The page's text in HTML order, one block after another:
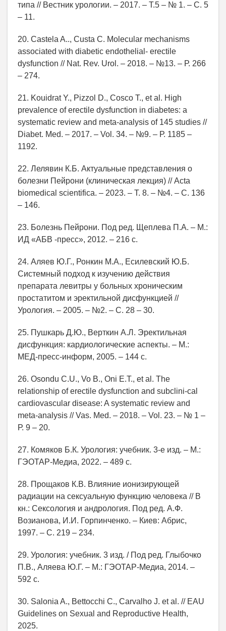
типа // Вестник урологии. – 2017. – Т.5 – № 1. – С. 5
– 11.
20. Castela A.., Custa C. Molecular mechanisms
associated with diabetic endothelial- erectile
dysfunction // Nat. Rev. Urol. – 2018. – №13. – Р. 266
– 274.
21. Kouidrat Y., Pizzol D., Cosco T., et al. High
prevalence of erectile dysfunction in diabetes: a
systematic review and meta-analysis of 145 studies //
Diabet. Med. – 2017. – Vol. 34. – №9. – Р. 1185 –
1192.
22. Лелявин К.Б. Актуальные представления о
болезни Пейрони (клиническая лекция) // Acta
biomedical scientifica. – 2023. – Т. 8. – №4. – С. 136
– 146.
23. Болезнь Пейрони. Под ред. Щеплева П.А. – М.:
ИД «АБВ -пресс», 2012. – 216 с.
24. Аляев Ю.Г., Ронкин М.А., Есилевский Ю.Б.
Системный подход к изучению действия
препарата левитры у больных хроническим
простатитом и эректильной дисфункцией //
Урология. – 2005. – №2. – С. 28 – 30.
25. Пушкарь Д.Ю., Верткин А.Л. Эректильная
дисфункция: кардиологические аспекты. – М.:
МЕД-пресс-информ, 2005. – 144 с.
26. Osondu C.U., Vo B., Oni E.T., et al. The
relationship of erectile dysfunction and subclini-cal
cardiovascular disease: A systematic review and
meta-analysis // Vas. Med. – 2018. – Vol. 23. – № 1 –
Р. 9 – 20.
27. Комяков Б.К. Урология: учебник. 3-е изд. – М.:
ГЭОТАР-Медиа, 2022. – 489 с.
28. Прощаков К.В. Влияние ионизирующей
радиации на сексуальную функцию человека // В
кн.: Сексология и андрология. Под ред. А.Ф.
Возианова, И.И. Горпинченко. – Киев: Абрис,
1997. – С. 219 – 234.
29. Урология: учебник. 3 изд. / Под ред. Глыбочко
П.В., Аляева Ю.Г. – М.: ГЭОТАР-Медиа, 2014. –
592 с.
30. Salonia A., Bettocchi C., Carvalho J. et al. // EAU
Guidelines on Sexual and Reproductive Health,
2025.